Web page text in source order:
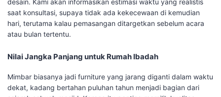
desain. Kami akan informasikan estimasi waktu yang realistis
saat konsultasi, supaya tidak ada kekecewaan di kemudian
hari, terutama kalau pemasangan ditargetkan sebelum acara
atau bulan tertentu.
Nilai Jangka Panjang untuk Rumah Ibadah
Mimbar biasanya jadi furniture yang jarang diganti dalam waktu
dekat, kadang bertahan puluhan tahun menjadi bagian dari